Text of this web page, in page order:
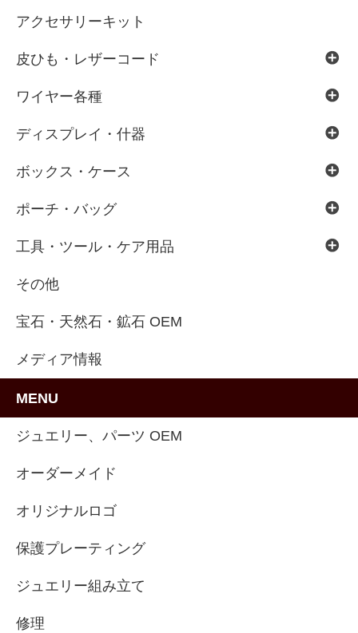
アクセサリーキット
皮ひも・レザーコード
ワイヤー各種
ディスプレイ・什器
ボックス・ケース
ポーチ・バッグ
工具・ツール・ケア用品
その他
宝石・天然石・鉱石 OEM
メディア情報
MENU
ジュエリー、パーツ OEM
オーダーメイド
オリジナルロゴ
保護プレーティング
ジュエリー組み立て
修理